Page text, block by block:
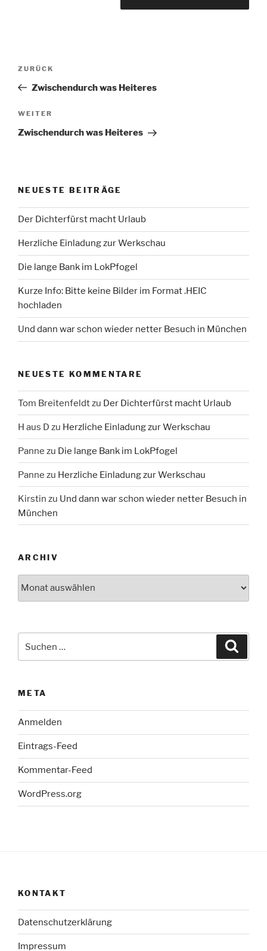
Beitragsnavigation
Vorheriger
Beitrag
ZURÜCK
Zwischendurch was Heiteres
Nächster
Beitrag
WEITER
Zwischendurch was Heiteres
NEUESTE BEITRÄGE
Der Dichterfürst macht Urlaub
Herzliche Einladung zur Werkschau
Die lange Bank im LokPfogel
Kurze Info: Bitte keine Bilder im Format .HEIC
hochladen
Und dann war schon wieder netter Besuch in München
NEUESTE KOMMENTARE
Tom Breitenfeldtzu Der Dichterfürst macht Urlaub
H aus D zu Herzliche Einladung zur Werkschau
Panne zu Die lange Bank im LokPfogel
Panne zu Herzliche Einladung zur Werkschau
Kirstin zu Und dann war schon wieder netter Besuch in
München
ARCHIV
nach:
META
Anmelden
Eintrags-Feed
Kommentar-Feed
WordPress.org
KONTAKT
Datenschutzerklärung
Impressum